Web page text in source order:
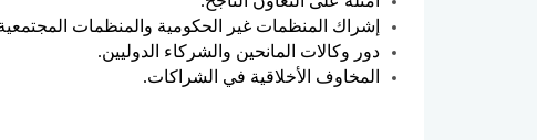
إشراك المنظمات غير الحكومية والمنظمات
دور وكالات المانحين والشركاء الدوليين.
المخاوف الأخلاقية في الشراكات.